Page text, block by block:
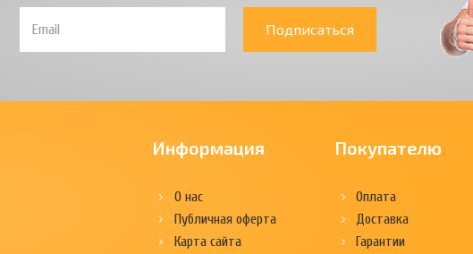
Подписаться
Информация
О нас
Публичная оферта
Карта сайта
Покупателю
Оплата
Доставка
Гарантии